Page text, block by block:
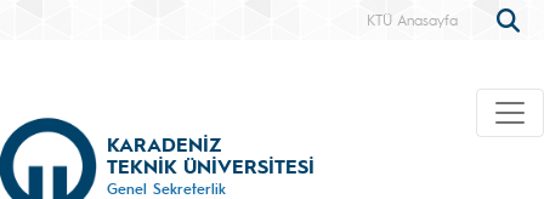
KTÜ Anasayfa
KARADENİZ
TEKNİK ÜNİVERSİTESİ
Genel Sekreterlik